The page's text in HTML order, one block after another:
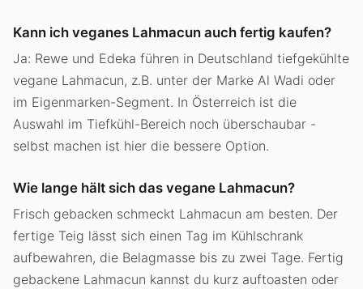
Kann ich veganes Lahmacun auch fertig kaufen?
Ja: Rewe und Edeka führen in Deutschland tiefgekühlte
vegane Lahmacun, z.B. unter der Marke Al Wadi oder
im Eigenmarken-Segment. In Österreich ist die
Auswahl im Tiefkühl-Bereich noch überschaubar -
selbst machen ist hier die bessere Option.
Wie lange hält sich das vegane Lahmacun?
Frisch gebacken schmeckt Lahmacun am besten. Der
fertige Teig lässt sich einen Tag im Kühlschrank
aufbewahren, die Belagmasse bis zu zwei Tage. Fertig
gebackene Lahmacun kannst du kurz auftoasten oder